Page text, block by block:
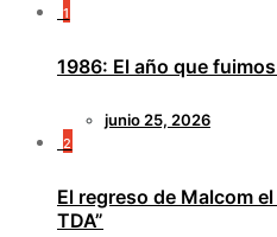
1
1986: El año que
junio 25, 2026
2
El regreso de Malcom
TDA”